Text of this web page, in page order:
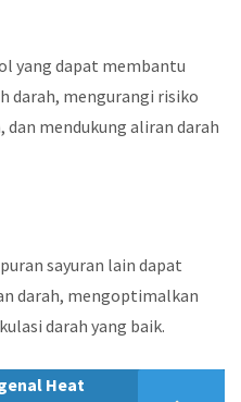
yang dapat membantu
darah, mengurangi risiko
mendukung aliran darah
sayuran lain dapat
darah, mengoptimalkan
darah yang baik.
Heat